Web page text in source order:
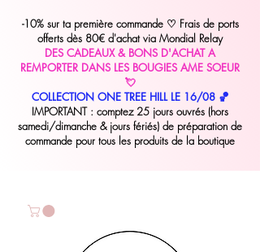
-10% sur ta première commande ♡ Frais de ports
offerts dès 80€ d'achat via Mondial Relay
DES CADEAUX & BONS D'ACHAT A
REMPORTER DANS LES BOUGIES AME SOEUR
💘
COLLECTION ONE TREE HILL LE 16/08 🏀
IMPORTANT : comptez 25 jours ouvrés (hors
samedi/dimanche & jours fériés) de préparation de
commande pour tous les produits de la boutique